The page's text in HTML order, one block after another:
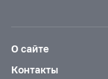
О сайте
Контакты